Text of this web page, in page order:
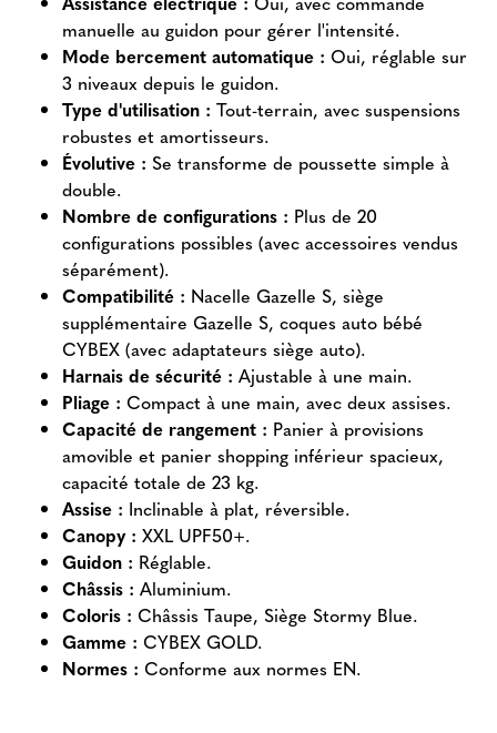
manuelle au guidon pour gérer l'intensité.
Mode bercement automatique : Oui, réglable sur
3 niveaux depuis le guidon.
Type d'utilisation : Tout-terrain, avec suspensions
robustes et amortisseurs.
Évolutive : Se transforme de poussette simple à
double.
Nombre de configurations : Plus de 20
configurations possibles (avec accessoires vendus
séparément).
Compatibilité : Nacelle Gazelle S, siège
supplémentaire Gazelle S, coques auto bébé
CYBEX (avec adaptateurs siège auto).
Harnais de sécurité : Ajustable à une main.
Pliage : Compact à une main, avec deux assises.
Capacité de rangement : Panier à provisions
amovible et panier shopping inférieur spacieux,
capacité totale de 23 kg.
Assise : Inclinable à plat, réversible.
Canopy : XXL UPF50+.
Guidon : Réglable.
Châssis : Aluminium.
Coloris : Châssis Taupe, Siège Stormy Blue.
Gamme : CYBEX GOLD.
Normes : Conforme aux normes EN.